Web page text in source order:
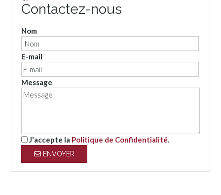
Contactez-nous
Nom
E-mail
Message
J'accepte la Politique de Confidentialité.
ENVOYER